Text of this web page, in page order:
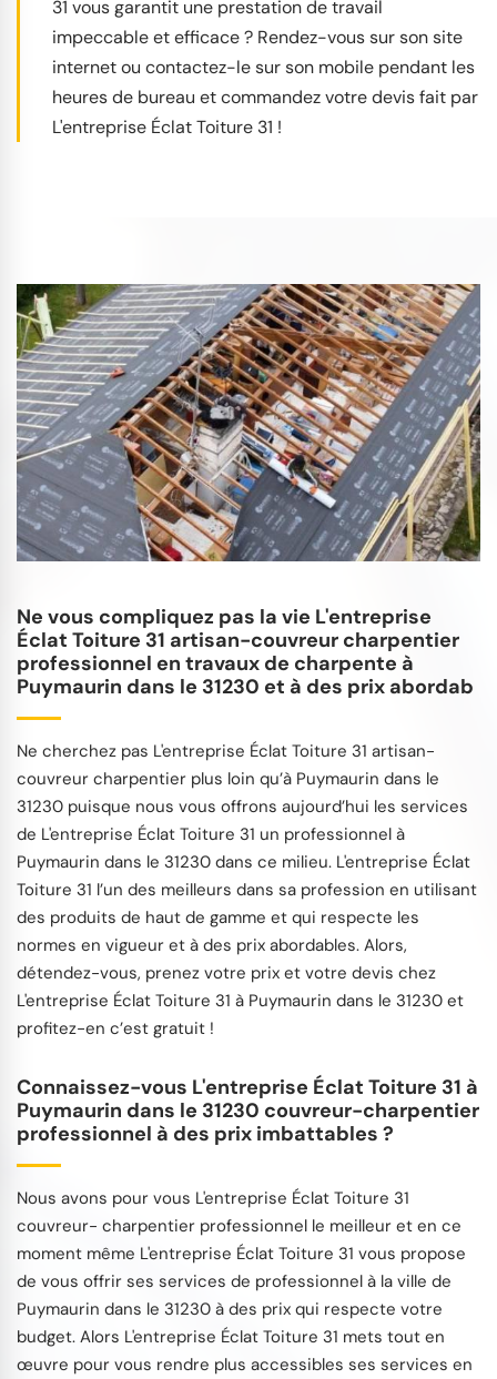
31 vous garantit une prestation de travail
impeccable et efficace ? Rendez-vous sur son site
internet ou contactez-le sur son mobile pendant les
heures de bureau et commandez votre devis fait par
L'entreprise Éclat Toiture 31 !
Ne vous compliquez pas la vie L'entreprise
Éclat Toiture 31 artisan-couvreur charpentier
professionnel en travaux de charpente à
Puymaurin dans le 31230 et à des prix abordab
Ne cherchez pas L'entreprise Éclat Toiture 31 artisan-
couvreur charpentier plus loin qu’à Puymaurin dans le
31230 puisque nous vous offrons aujourd’hui les services
de L'entreprise Éclat Toiture 31 un professionnel à
Puymaurin dans le 31230 dans ce milieu. L'entreprise Éclat
Toiture 31 l’un des meilleurs dans sa profession en utilisant
des produits de haut de gamme et qui respecte les
normes en vigueur et à des prix abordables. Alors,
détendez-vous, prenez votre prix et votre devis chez
L'entreprise Éclat Toiture 31 à Puymaurin dans le 31230 et
profitez-en c’est gratuit !
Connaissez-vous L'entreprise Éclat Toiture 31 à
Puymaurin dans le 31230 couvreur-charpentier
professionnel à des prix imbattables ?
Nous avons pour vous L'entreprise Éclat Toiture 31
couvreur- charpentier professionnel le meilleur et en ce
moment même L'entreprise Éclat Toiture 31 vous propose
de vous offrir ses services de professionnel à la ville de
Puymaurin dans le 31230 à des prix qui respecte votre
budget. Alors L'entreprise Éclat Toiture 31 mets tout en
œuvre pour vous rendre plus accessibles ses services en